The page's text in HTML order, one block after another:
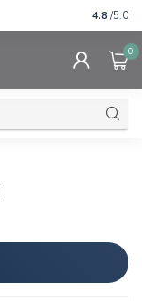
Gratis
4.8 /5.0
0